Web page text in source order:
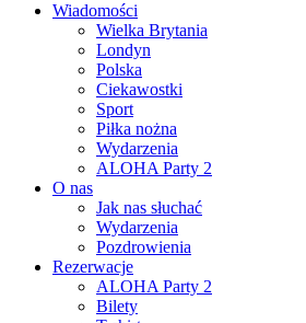
Wiadomości
Wielka Brytania
Londyn
Polska
Ciekawostki
Sport
Piłka nożna
Wydarzenia
ALOHA Party 2
O nas
Jak nas słuchać
Wydarzenia
Pozdrowienia
Rezerwacje
ALOHA Party 2
Bilety